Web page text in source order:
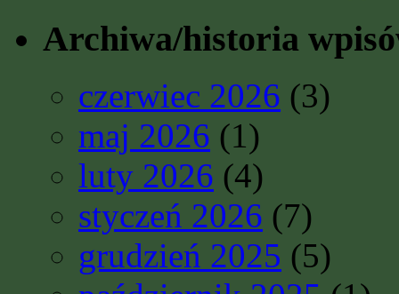
Archiwa/historia
czerwiec 2026 (3)
maj 2026 (1)
luty 2026 (4)
styczeń 2026 (7)
grudzień 2025 (5)